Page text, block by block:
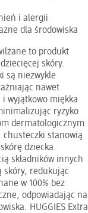
i alergii
dla środowiska
to produkt
skóry.
są niezwykle
nawet
wyjątkowo miękka
ryzyko
dermatologicznym
chusteczki stanowią
dziecka.
składników innych
skóry, redukując
w 100% bez
odpowiadając na
HUGGIES Extra